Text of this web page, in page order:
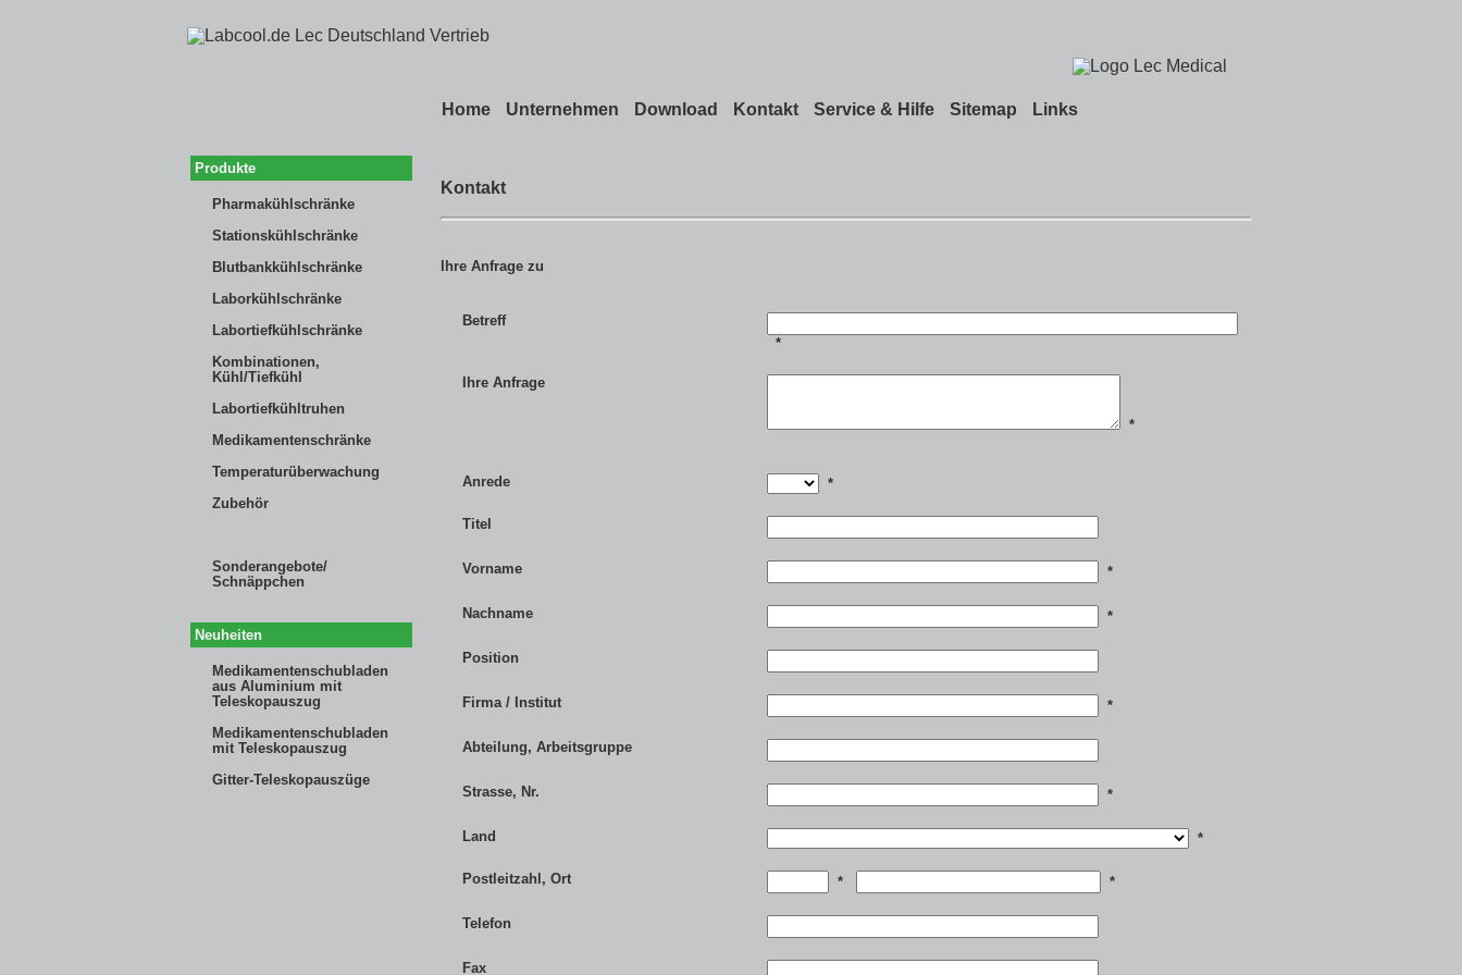
Home Unternehmen Download Kontakt Service & Hilfe Sitemap Links
Produkte
Pharmakühlschränke
Stationskühlschränke
Blutbankkühlschränke
Laborkühlschränke
Labortiefkühlschränke
Kombinationen,
Kühl/Tiefkühl
Labortiefkühltruhen
Medikamentenschränke
Temperaturüberwachung
Zubehör
Sonderangebote/
Schnäppchen
Neuheiten
Medikamentenschubladen
aus Aluminium mit
Teleskopauszug
Medikamentenschubladen
mit Teleskopauszug
Gitter-Teleskopauszüge
Kontakt
Ihre Anfrage zu
Betreff
*
Ihre Anfrage
*
Anrede *
Titel
Vorname *
Nachname *
Position
Firma / Institut *
Abteilung, Arbeitsgruppe
Strasse, Nr. *
Land *
Postleitzahl, Ort * *
Telefon
Fax